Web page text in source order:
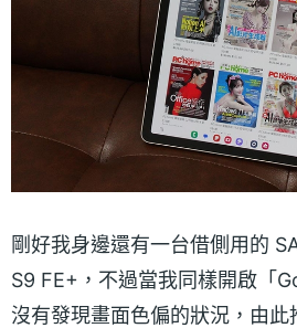
剛好我身邊還有一台借側用的
S9 FE+，不過當我同樣開啟「
沒有發現畫面色偏的狀況，由